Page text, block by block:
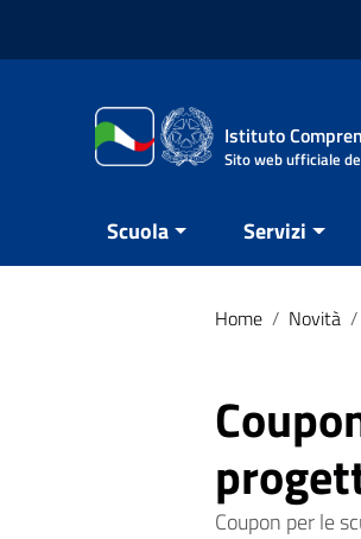
Istituto
Sito web ufficiale
Scuola Servizi
Home / Novità /
Coupon per le